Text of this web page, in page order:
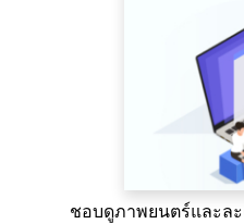
ชอบดูภาพยนตร์และล